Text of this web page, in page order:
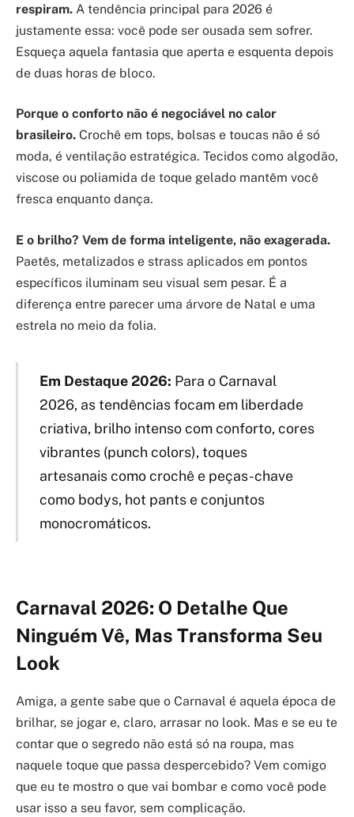
respiram. A tendência principal para 2026 é
justamente essa: você pode ser ousada sem sofrer.
Esqueça aquela fantasia que aperta e esquenta depois
de duas horas de bloco.
Porque o conforto não é negociável no calor
brasileiro. Crochê em tops, bolsas e toucas não é só
moda, é ventilação estratégica. Tecidos como algodão,
viscose ou poliamida de toque gelado mantêm você
fresca enquanto dança.
E o brilho? Vem de forma inteligente, não exagerada.
Paetês, metalizados e strass aplicados em pontos
específicos iluminam seu visual sem pesar. É a
diferença entre parecer uma árvore de Natal e uma
estrela no meio da folia.
Em Destaque 2026: Para o Carnaval
2026, as tendências focam em liberdade
criativa, brilho intenso com conforto, cores
vibrantes (punch colors), toques
artesanais como crochê e peças-chave
como bodys, hot pants e conjuntos
monocromáticos.
Carnaval 2026: O Detalhe Que
Ninguém Vê, Mas Transforma Seu
Look
Amiga, a gente sabe que o Carnaval é aquela época de
brilhar, se jogar e, claro, arrasar no look. Mas e se eu te
contar que o segredo não está só na roupa, mas
naquele toque que passa despercebido? Vem comigo
que eu te mostro o que vai bombar e como você pode
usar isso a seu favor, sem complicação.